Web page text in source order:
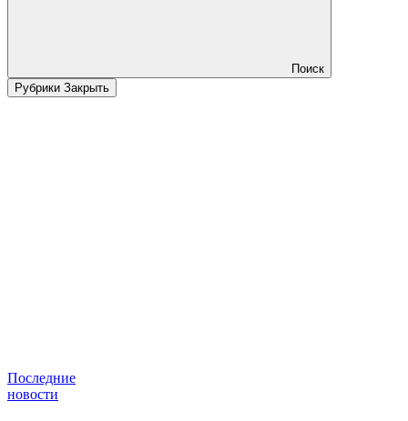
Поиск
Рубрики Закрыть
Последние
новости